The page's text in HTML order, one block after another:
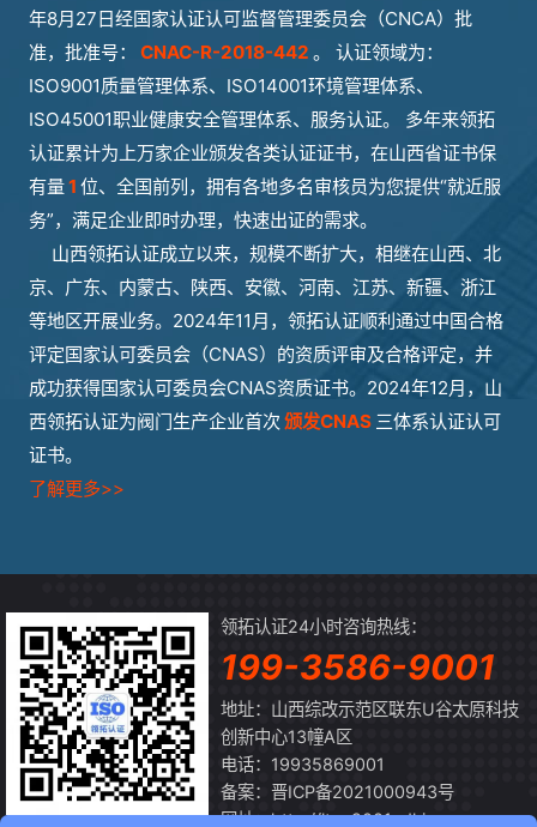
年8月27日经国家认证认可监督管理委员会（CNCA）批
准，批准号：
CNAC-R-2018-442 。 认证领域为：
ISO9001质量管理体系、ISO14001环境管理体系、
ISO45001职业健康安全管理体系、服务认证。 多年来领拓
认证累计为上万家企业颁发各类认证证书，在山西省证书保
有量1 位、全国前列，拥有各地多名审核员为您提供“就近服
务”，满足企业即时办理，快速出证的需求。
山西领拓认证成立以来，规模不断扩大，相继在山西、北
京、广东、内蒙古、陕西、安徽、河南、江苏、新疆、浙江
等地区开展业务。2024年11月，领拓认证顺利通过中国合格
评定国家认可委员会（CNAS）的资质评审及合格评定，并
成功获得国家认可委员会CNAS资质证书。2024年12月，山
西领拓认证为阀门生产企业首次 颁发CNAS 三体系认证认可
证书。
了解更多>>
领拓认证24小时咨询热线：
199-3586-9001
地址：山西综改示范区联东U谷太原科技
创新中心13幢A区
电话：19935869001
备案：晋ICP备2021000943号
网址：http://ltrz.9001sdkj.com